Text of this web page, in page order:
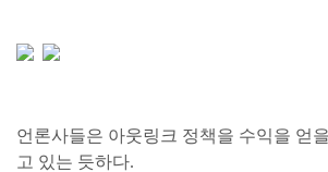
언론사들은 아웃링크 정책을 수익을 얻
고 있는 듯하다.